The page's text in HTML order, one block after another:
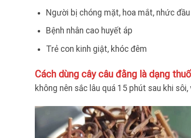
Người bị chóng mặt, hoa mắt, nhức đầu
Bệnh nhân cao huyết áp
Trẻ con kinh giật, khóc đêm
Cách dùng cây câu đằng là dạng
không nên sắc lâu quá 15 phút sau khi